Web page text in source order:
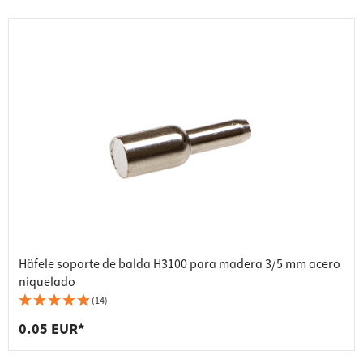
Häfele soporte de balda H3100 para madera 3/5 mm acero
niquelado
(14)
0.05 EUR*